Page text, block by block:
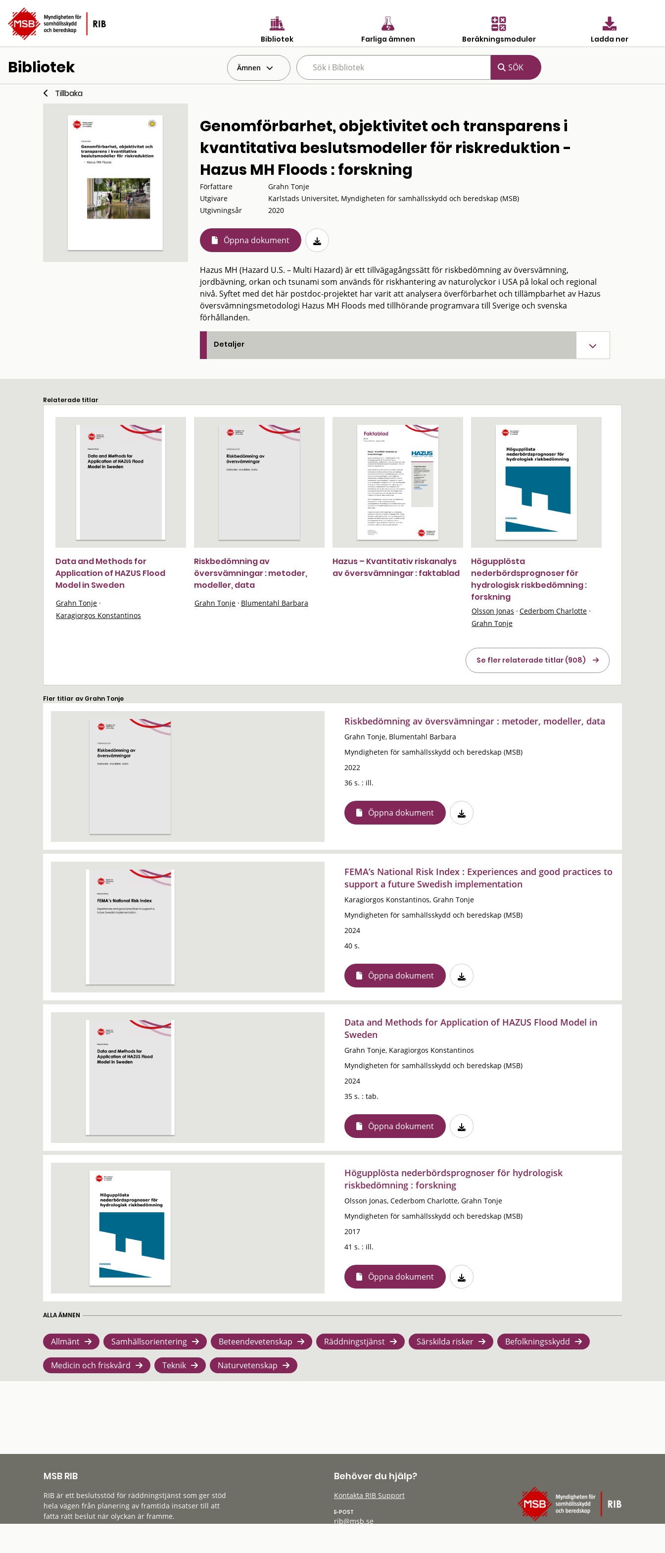
Bibliotek Farliga ämnen Beräkningsmoduler Ladda ner
Bibliotek Ämnen
Tillbaka
Genomförbarhet, objektivitet och transparens i
kvantitativa beslutsmodeller för riskreduktion -
Hazus MH Floods : forskning
Författare
Grahn Tonje
Utgivare
Karlstads Universitet, Myndigheten för samhällsskydd och beredskap (MSB)
Utgivningsår
2020
Öppna dokument
Hazus MH (Hazard U.S. – Multi Hazard) är ett tillvägagångssätt för riskbedömning av översvämning,
jordbävning, orkan och tsunami som används för riskhantering av naturolyckor i USA på lokal och regional
nivå. Syftet med det här postdoc-projektet har varit att analysera överförbarhet och tillämpbarhet av Hazus
översvämningsmetodologi Hazus MH Floods med tillhörande programvara till Sverige och svenska
förhållanden.
Detaljer
Relaterade titlar
Data and Methods for
Application of HAZUS Flood
Model in Sweden
Grahn Tonje ·
Karagiorgos Konstantinos
Riskbedömning av
översvämningar : metoder,
modeller, data
Grahn Tonje · Blumentahl Barbara
Hazus – Kvantitativ riskanalys
av översvämningar : faktablad
Högupplösta
nederbördsprognoser för
hydrologisk riskbedömning :
forskning
Olsson Jonas · Cederbom Charlotte ·
Grahn Tonje
Se fler relaterade titlar (908)
Fler titlar av Grahn Tonje
Riskbedömning av översvämningar : metoder, modeller, data
Grahn Tonje, Blumentahl Barbara
Myndigheten för samhällsskydd och beredskap (MSB)
2022
36 s. : ill.
Öppna dokument
FEMA’s National Risk Index : Experiences and good practices to
support a future Swedish implementation
Karagiorgos Konstantinos, Grahn Tonje
Myndigheten för samhällsskydd och beredskap (MSB)
2024
40 s.
Öppna dokument
Data and Methods for Application of HAZUS Flood Model in
Sweden
Grahn Tonje, Karagiorgos Konstantinos
Myndigheten för samhällsskydd och beredskap (MSB)
2024
35 s. : tab.
Öppna dokument
Högupplösta nederbördsprognoser för hydrologisk
riskbedömning : forskning
Olsson Jonas, Cederbom Charlotte, Grahn Tonje
Myndigheten för samhällsskydd och beredskap (MSB)
2017
41 s. : ill.
Öppna dokument
ALLA ÄMNEN
Allmänt Samhällsorientering Beteendevetenskap Räddningstjänst Särskilda risker Befolkningsskydd
Medicin och friskvård Teknik Naturvetenskap
MSB RIB
RIB är ett beslutsstöd för räddningstjänst som ger stöd
hela vägen från planering av framtida insatser till att
fatta rätt beslut när olyckan är framme.
Behöver du hjälp?
Kontakta RIB Support
E-POST
rib@msb.se